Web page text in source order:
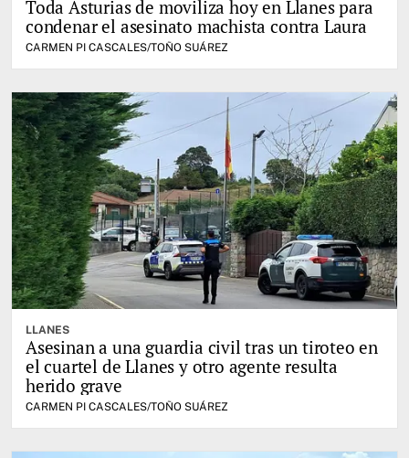
Toda Asturias de moviliza hoy en Llanes para
condenar el asesinato machista contra Laura
CARMEN PI CASCALES/TOÑO SUÁREZ
LLANES
Asesinan a una guardia civil tras un tiroteo en
el cuartel de Llanes y otro agente resulta
herido grave
CARMEN PI CASCALES/TOÑO SUÁREZ